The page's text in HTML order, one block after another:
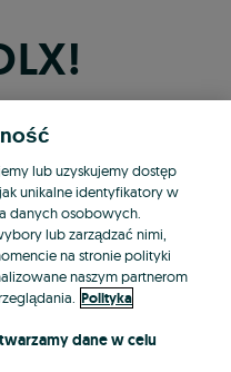
Facebooka
konto Apple
konto Google
lub uzyskujemy dostęp
unikalne identyfikatory w
danych osobowych.
lub zarządzać nimi,
na stronie polityki
naszym partnerom
Polityka
dane w celu